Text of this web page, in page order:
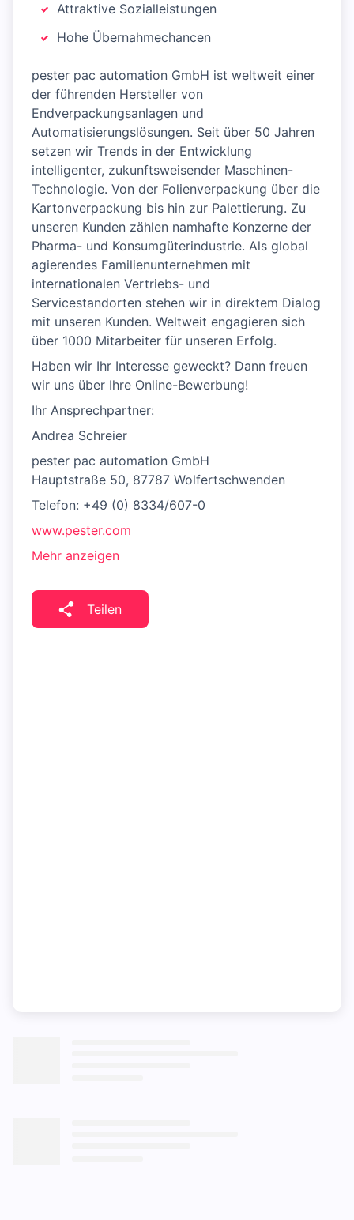
Attraktive Sozialleistungen
Hohe Übernahmechancen
pester pac automation GmbH ist weltweit einer
der führenden Hersteller von
Endverpackungsanlagen und
Automatisierungslösungen. Seit über 50 Jahren
setzen wir Trends in der Entwicklung
intelligenter, zukunftsweisender Maschinen-
Technologie. Von der Folienverpackung über die
Kartonverpackung bis hin zur Palettierung. Zu
unseren Kunden zählen namhafte Konzerne der
Pharma- und Konsumgüterindustrie. Als global
agierendes Familienunternehmen mit
internationalen Vertriebs- und
Servicestandorten stehen wir in direktem Dialog
mit unseren Kunden. Weltweit engagieren sich
über 1000 Mitarbeiter für unseren Erfolg.
Haben wir Ihr Interesse geweckt? Dann freuen
wir uns über Ihre Online-Bewerbung!
Ihr Ansprechpartner:
Andrea Schreier
pester pac automation GmbH
Hauptstraße 50, 87787 Wolfertschwenden
Telefon: +49 (0) 8334/607-0
www.pester.com
Mehr anzeigen
Teilen